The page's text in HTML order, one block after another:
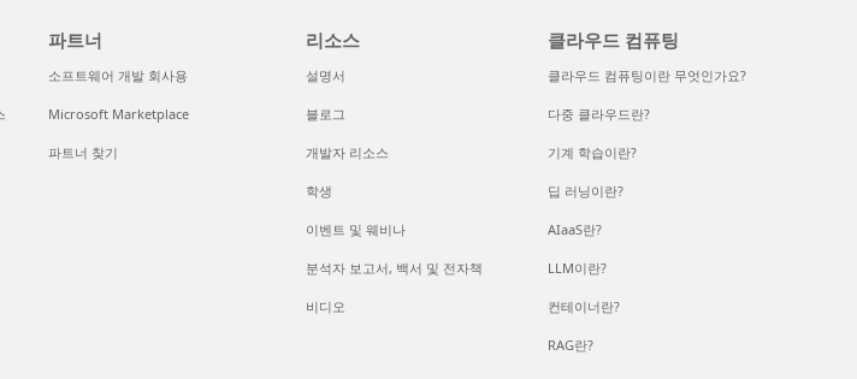
파트너
소프트웨어 개발 회사용
Microsoft Marketplace
파트너 찾기
리소스
설명서
블로그
개발자 리소스
학생
이벤트 및 웨비나
분석자 보고서, 백서 및 전자책
비디오
클라우드 컴퓨팅
클라우드 컴퓨팅이란 무엇인가요?
다중 클라우드란?
기계 학습이란?
딥 러닝이란?
AIaaS란?
LLM이란?
컨테이너란?
RAG란?